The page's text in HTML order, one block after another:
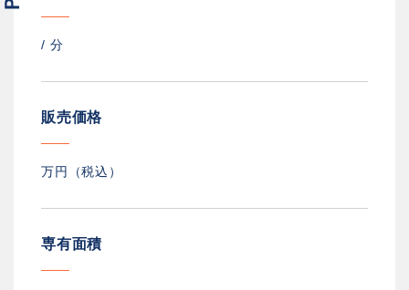
/ 分
販売価格
万円（税込）
専有面積